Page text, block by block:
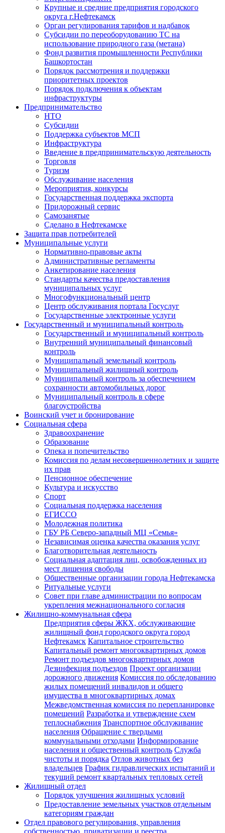
Крупные и средние предприятия городского
округа г.Нефтекамск
Орган регулирования тарифов и надбавок
Субсидии по переоборудованию ТС на
использование природного газа (метана)
Фонд развития промышленности Республики
Башкортостан
Порядок рассмотрения и поддержки
приоритетных проектов
Порядок подключения к объектам
инфраструктуры
Предпринимательство
НТО
Субсидии
Поддержка субъектов МСП
Инфраструктура
Введение в предпринимательскую деятельность
Торговля
Туризм
Обслуживание населения
Мероприятия, конкурсы
Государственная поддержка экспорта
Придорожный сервис
Самозанятые
Сделано в Нефтекамске
Защита прав потребителей
Муниципальные услуги
Нормативно-правовые акты
Административные регламенты
Анкетирование населения
Стандарты качества предоставления
муниципальных услуг
Многофункциональный центр
Центр обслуживания портала Госуслуг
Государственные электронные услуги
Государственный и муниципальный контроль
Государственный и муниципальный контроль
Внутренний муниципальный финансовый
контроль
Муниципальный земельный контроль
Муниципальный жилищный контроль
Муниципальный контроль за обеспечением
сохранности автомобильных дорог
Муниципальный контроль в сфере
благоустройства
Воинский учет и бронирование
Социальная сфера
Здравоохранение
Образование
Опека и попечительство
Комиссия по делам несовершеннолетних и защите
их прав
Пенсионное обеспечение
Культура и искусство
Спорт
Социальная поддержка населения
ЕГИССО
Молодежная политика
ГБУ РБ Северо-западный МЦ «Семья»
Независимая оценка качества оказания услуг
Благотворительная деятельность
Социальная адаптация лиц, освобожденных из
мест лишения свободы
Общественные организации города Нефтекамска
Ритуальные услуги
Совет при главе администрации по вопросам
укрепления межнационального согласия
Жилищно-коммунальная сфера
Предприятия сферы ЖКХ, обслуживающие
жилищный фонд городского округа город
Нефтекамск Капитальное строительство
Капитальный ремонт многоквартирных домов
Ремонт подъездов многоквартирных домов
Дезинфекция подъездов Проект организации
дорожного движения Комиссия по обследованию
жилых помещений инвалидов и общего
имущества в многоквартирных домах
Межведомственная комиссия по перепланировке
помещений Разработка и утверждение схем
теплоснабжения Транспортное обслуживание
населения Обращение с твердыми
коммунальными отходами Информирование
населения и общественный контроль Служба
чистоты и порядка Отлов животных без
владельцев График гидравлических испытаний и
текущий ремонт квартальных тепловых сетей
Жилищный отдел
Порядок улучшения жилищных условий
Предоставление земельных участков отдельным
категориям граждан
Отдел правового регулирования, управления
собственностью, приватизации и реестра